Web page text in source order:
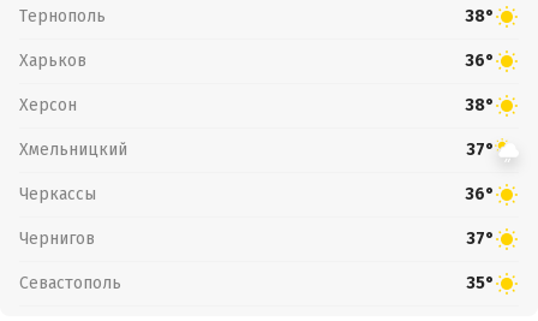
Тернополь 38°
Харьков 36°
Херсон 38°
Хмельницкий 37°
Черкассы 36°
Чернигов 37°
Севастополь 35°